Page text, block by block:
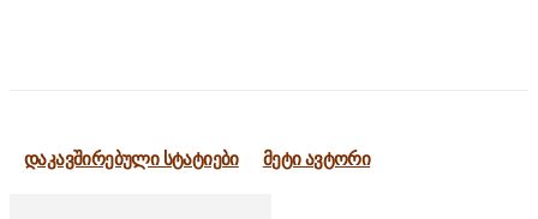
დაკავშირებული სტატიები მეტი ავტორი